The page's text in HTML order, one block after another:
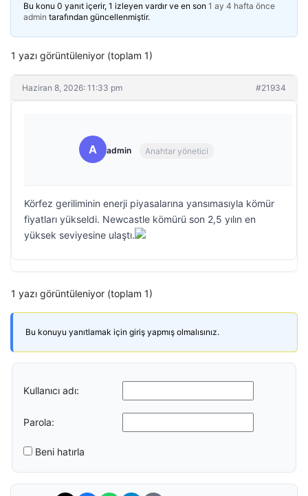
Bu konu 0 yanıt içerir, 1 izleyen vardır ve en son 1 ay 4 hafta önce
admin tarafından güncellenmiştir.
1 yazı görüntüleniyor (toplam 1)
Haziran 8, 2026: 11:33 pm #21934
A admin Anahtar yönetici
Körfez geriliminin enerji piyasalarına yansımasıyla kömür
fiyatları yükseldi. Newcastle kömürü son 2,5 yılın en
yüksek seviyesine ulaştı.
1 yazı görüntüleniyor (toplam 1)
Bu konuyu yanıtlamak için giriş yapmış olmalısınız.
Kullanıcı adı:
Parola:
Beni hatırla